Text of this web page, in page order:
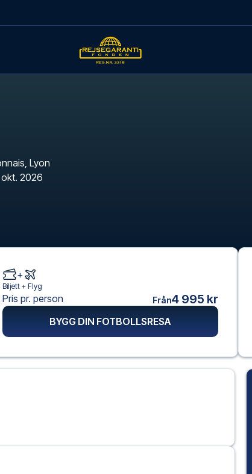
, Lyon
okt. 2026
+
Biljett + Flyg
Pris pr. person Från4 995 kr
BYGG DIN FOTBOLLSRESA